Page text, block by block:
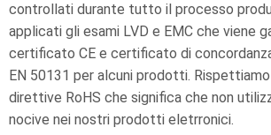
controllati durante tutto il processo
applicati gli esami LVD e EMC che viene
certificato CE e certificato di
EN 50131 per alcuni prodotti.
direttive RoHS che significa che non
nocive nei nostri prodotti eletrronici.